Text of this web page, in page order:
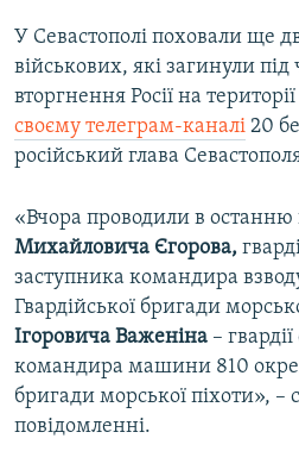
Усі сайти RFE/RL
У Севастополі поховали ще
військових, які загинули
вторгнення Росії на
своєму телеграм-каналі 20
російський глава
«Вчора проводили в останню
Михайловича Єгорова,
заступника командира
Гвардійської бригади
Ігоровича Важеніна –
командира машини 810
бригади морської піхоти», –
повідомленні.